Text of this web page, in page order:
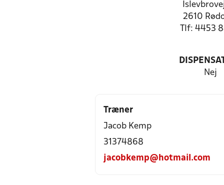
2610
Tlf: 4453
Nej
Træner
Jacob Kemp
31374868
jacobkemp@hotmail.com